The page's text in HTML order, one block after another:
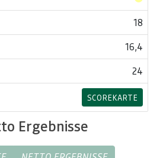
18
16,4
24
SCOREKARTE
Ergebnisse